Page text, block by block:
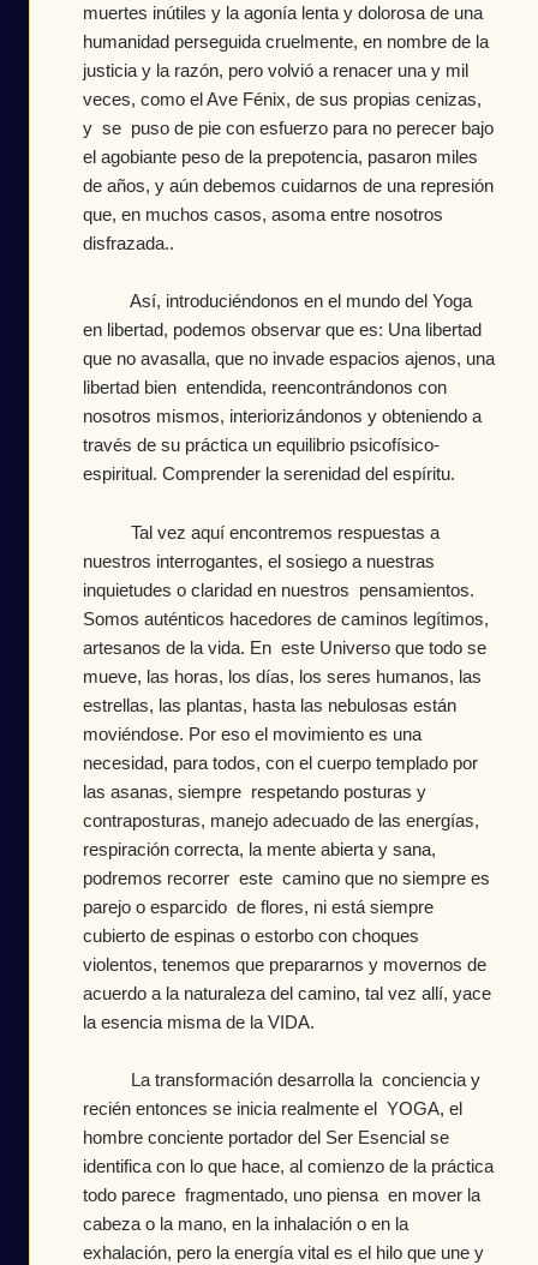
muertes inútiles y la agonía lenta y dolorosa de una
humanidad perseguida cruelmente, en nombre de la
justicia y la razón, pero volvió a renacer una y mil
veces, como el Ave Fénix, de sus propias cenizas,
y se puso de pie con esfuerzo para no perecer bajo
el agobiante peso de la prepotencia, pasaron miles
de años, y aún debemos cuidarnos de una represión
que, en muchos casos, asoma entre nosotros
disfrazada..
Así, introduciéndonos en el mundo del Yoga
en libertad, podemos observar que es: Una libertad
que no avasalla, que no invade espacios ajenos, una
libertad bien entendida, reencontrándonos con
nosotros mismos, interiorizándonos y obteniendo a
través de su práctica un equilibrio psicofísico-
espiritual. Comprender la serenidad del espíritu.
Tal vez aquí encontremos respuestas a
nuestros interrogantes, el sosiego a nuestras
inquietudes o claridad en nuestros pensamientos.
Somos auténticos hacedores de caminos legítimos,
artesanos de la vida. En este Universo que todo se
mueve, las horas, los días, los seres humanos, las
estrellas, las plantas, hasta las nebulosas están
moviéndose. Por eso el movimiento es una
necesidad, para todos, con el cuerpo templado por
las asanas, siempre respetando posturas y
contraposturas, manejo adecuado de las energías,
respiración correcta, la mente abierta y sana,
podremos recorrer este camino que no siempre es
parejo o esparcido de flores, ni está siempre
cubierto de espinas o estorbo con choques
violentos, tenemos que prepararnos y movernos de
acuerdo a la naturaleza del camino, tal vez allí, yace
la esencia misma de la VIDA.
La transformación desarrolla la conciencia y
recién entonces se inicia realmente el YOGA, el
hombre conciente portador del Ser Esencial se
identifica con lo que hace, al comienzo de la práctica
todo parece fragmentado, uno piensa en mover la
cabeza o la mano, en la inhalación o en la
exhalación, pero la energía vital es el hilo que une y